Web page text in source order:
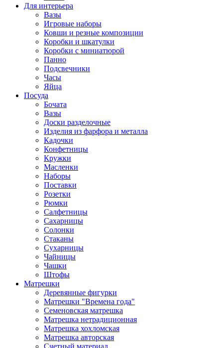
Для интерьера
Вазы
Игровые наборы
Ковши и резные композиции
Коробки и шкатулки
Коробки с миниатюрой
Панно
Подсвечники
Часы
Яйца
Посуда
Бочата
Вазы
Доски разделочные
Изделия из фарфора и металла
Кадочки
Конфетницы
Кружки
Масленки
Наборы
Поставки
Розетки
Рюмки
Салфетницы
Сахарницы
Солонки
Стаканы
Сухарницы
Чайницы
Чашки
Штофы
Матрешки
Деревянные фигурки
Матрешки "Времена года"
Семеновская матрешка
Матрешка нетрадиционная
Матрешка хохломская
Матрешка авторская
Счетный материал